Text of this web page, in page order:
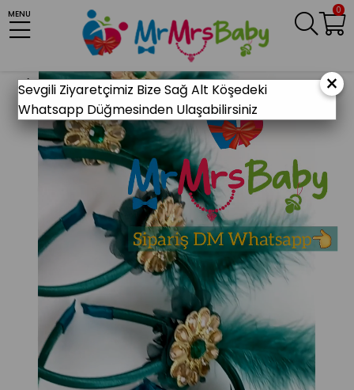
0
MENU
Anasayfa KINA MALZEMELERİ Gelin Kına Gecesi
Gelin Kına Setleri Yeşil Gold Zümrüt Kına Seti
×
Sevgili Ziyaretçimiz Bize Sağ Alt Köşedeki
Whatsapp Düğmesinden Ulaşabilirsiniz